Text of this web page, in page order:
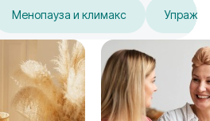
Менопауза и климакс